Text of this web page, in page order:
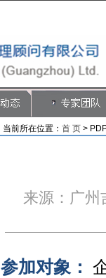
当前所在位置： 首 页 >
来源：广
参加对象：